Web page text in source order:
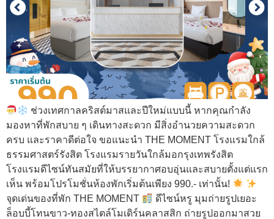
ช่วงเทศกาลคริสต์มาสและปีใหม่แบบนี้ หากคุณกำลัง
มองหาที่พักสบาย ๆ เดินทางสะดวก มีสิ่งอำนวยความสะดวก
ครบ และราคาดีต่อใจ ขอแนะนำ THE MOMENT โรงแรมใกล้
ธรรมศาสตร์รังสิต โรงแรมรายวันใกล้มอกรุงเทพรังสิต
โรงแรมดีไซน์ทันสมัยที่ให้บรรยากาศอบอุ่นและสบายตั้งแต่แรก
เห็น พร้อมโปรโมชั่นห้องพักเริ่มต้นเพียง 990.- เท่านั้น!
จุดเด่นของที่พัก THE MOMENT
ดีไซน์หรู มุมถ่ายรูปเยอะ
ล็อบบี้โทนขาว-ทองสไตล์โมเดิร์นคลาสสิก ถ่ายรูปออกมาสวย